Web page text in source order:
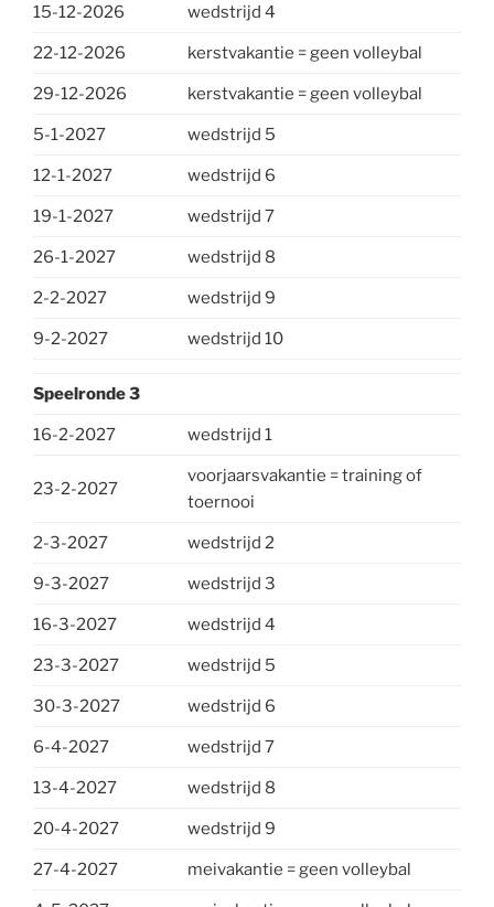
15-12-2026 wedstrijd 4
22-12-2026 kerstvakantie = geen volleybal
29-12-2026 kerstvakantie = geen volleybal
5-1-2027 wedstrijd 5
12-1-2027 wedstrijd 6
19-1-2027 wedstrijd 7
26-1-2027 wedstrijd 8
2-2-2027 wedstrijd 9
9-2-2027 wedstrijd 10
Speelronde 3
16-2-2027 wedstrijd 1
23-2-2027
voorjaarsvakantie = training of
toernooi
2-3-2027 wedstrijd 2
9-3-2027 wedstrijd 3
16-3-2027 wedstrijd 4
23-3-2027 wedstrijd 5
30-3-2027 wedstrijd 6
6-4-2027 wedstrijd 7
13-4-2027 wedstrijd 8
20-4-2027 wedstrijd 9
27-4-2027 meivakantie = geen volleybal